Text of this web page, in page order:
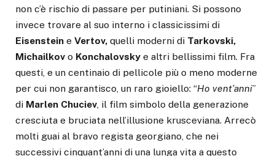
non c’è rischio di passare per putiniani. Si possono
invece trovare al suo interno i classicissimi di
Eisenstein e Vertov, quelli moderni di Tarkovski,
Michailkov o Konchalovsky e altri bellissimi film. Fra
questi, e un centinaio di pellicole più o meno moderne
per cui non garantisco, un raro gioiello: “Ho vent’anni”
di Marlen Chuciev, il film simbolo della generazione
cresciuta e bruciata nell’illusione krusceviana. Arrecò
molti guai al bravo regista georgiano, che nei
successivi cinquant’anni di una lunga vita a questo